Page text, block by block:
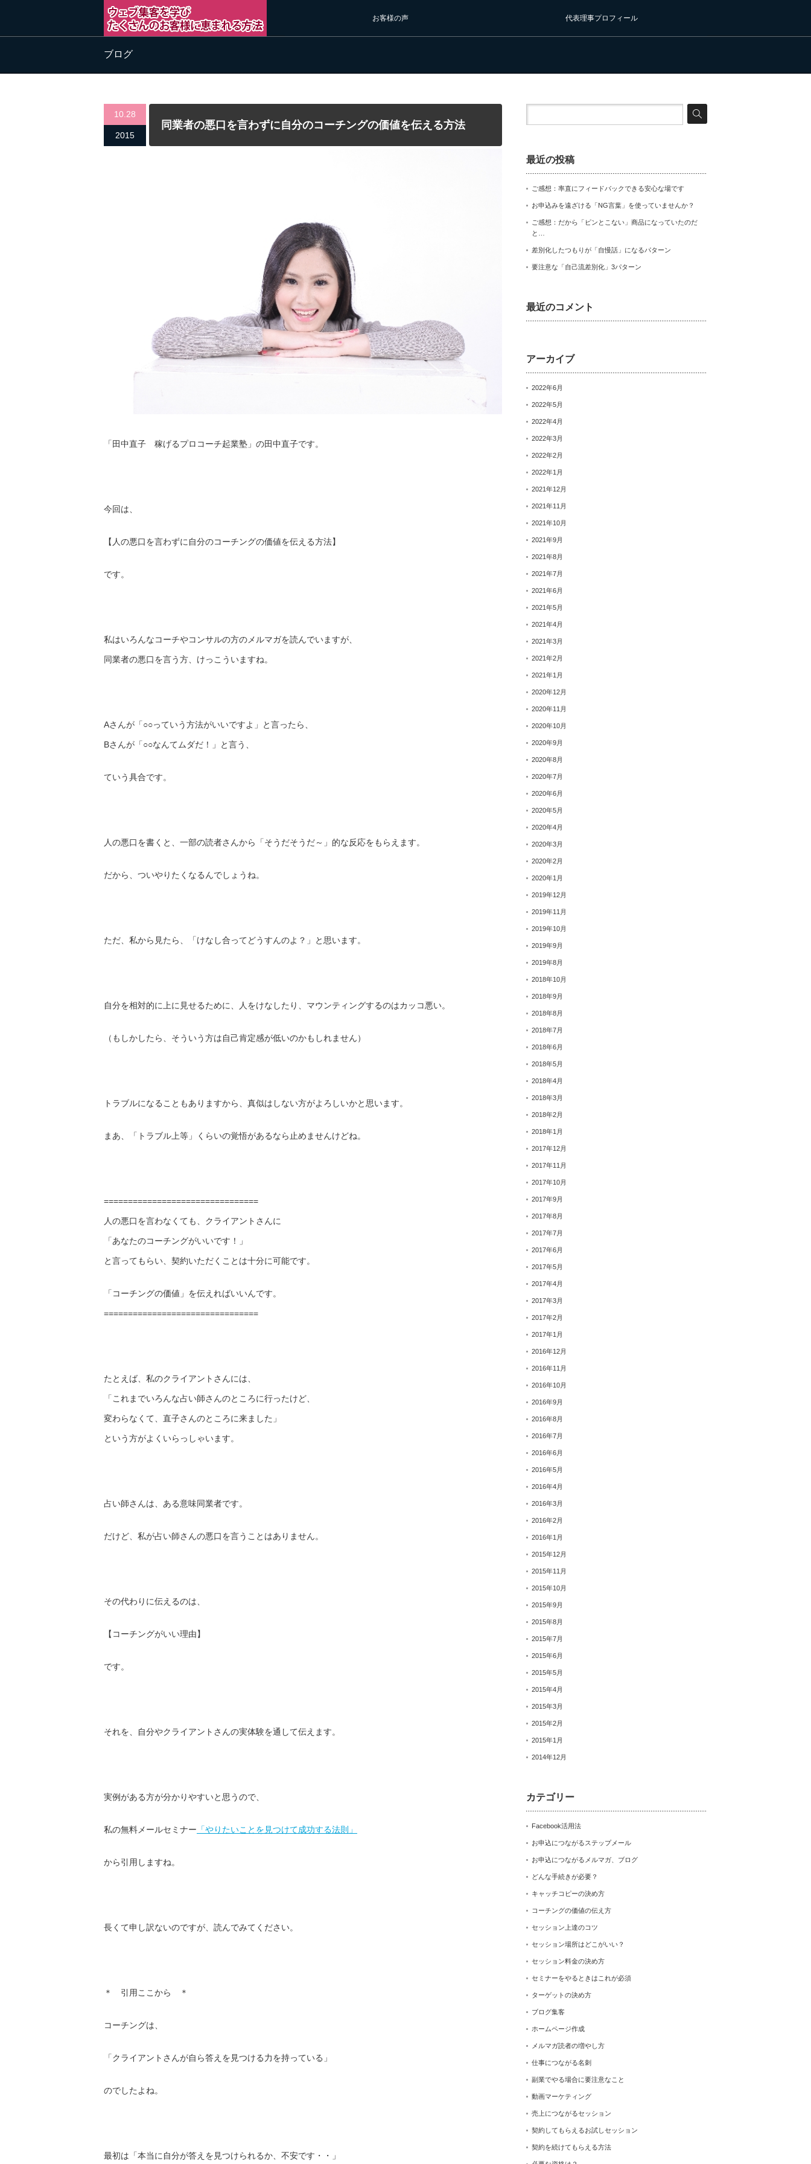
お客様の声 代表理事プロフィール
ブログ
10.28
2015
同業者の悪口を言わずに自分のコーチングの価値を伝える方法
「田中直子 稼げるプロコーチ起業塾」の田中直子です。
今回は、
【人の悪口を言わずに自分のコーチングの価値を伝える方法】
です。
私はいろんなコーチやコンサルの方のメルマガを読んでいますが、
同業者の悪口を言う方、けっこういますね。
Aさんが「○○っていう方法がいいですよ」と言ったら、
Bさんが「○○なんてムダだ！」と言う、
ていう具合です。
人の悪口を書くと、一部の読者さんから「そうだそうだ～」的な反応をもらえます。
だから、ついやりたくなるんでしょうね。
ただ、私から見たら、「けなし合ってどうすんのよ？」と思います。
自分を相対的に上に見せるために、人をけなしたり、マウンティングするのはカッコ悪い。
（もしかしたら、そういう方は自己肯定感が低いのかもしれません）
トラブルになることもありますから、真似はしない方がよろしいかと思います。
まあ、「トラブル上等」くらいの覚悟があるなら止めませんけどね。
================================
人の悪口を言わなくても、クライアントさんに
「あなたのコーチングがいいです！」
と言ってもらい、契約いただくことは十分に可能です。
「コーチングの価値」を伝えればいいんです。
================================
たとえば、私のクライアントさんには、
「これまでいろんな占い師さんのところに行ったけど、
変わらなくて、直子さんのところに来ました」
という方がよくいらっしゃいます。
占い師さんは、ある意味同業者です。
だけど、私が占い師さんの悪口を言うことはありません。
その代わりに伝えるのは、
【コーチングがいい理由】
です。
それを、自分やクライアントさんの実体験を通して伝えます。
実例がある方が分かりやすいと思うので、
私の無料メールセミナー 「やりたいことを見つけて成功する法則」
から引用しますね。
長くて申し訳ないのですが、読んでみてください。
＊ 引用ここから ＊
コーチングは、
「クライアントさんが自ら答えを見つける力を持っている」
のでしたよね。
最初は「本当に自分が答えを見つけられるか、不安です・・」
最近の投稿
ご感想：率直にフィードバックできる安心な場です
お申込みを遠ざける「NG言葉」を使っていませんか？
ご感想：だから「ピンとこない」商品になっていたのだ
と…
差別化したつもりが「自慢話」になるパターン
要注意な「自己流差別化」3パターン
最近のコメント
アーカイブ
2022年6月
2022年5月
2022年4月
2022年3月
2022年2月
2022年1月
2021年12月
2021年11月
2021年10月
2021年9月
2021年8月
2021年7月
2021年6月
2021年5月
2021年4月
2021年3月
2021年2月
2021年1月
2020年12月
2020年11月
2020年10月
2020年9月
2020年8月
2020年7月
2020年6月
2020年5月
2020年4月
2020年3月
2020年2月
2020年1月
2019年12月
2019年11月
2019年10月
2019年9月
2019年8月
2018年10月
2018年9月
2018年8月
2018年7月
2018年6月
2018年5月
2018年4月
2018年3月
2018年2月
2018年1月
2017年12月
2017年11月
2017年10月
2017年9月
2017年8月
2017年7月
2017年6月
2017年5月
2017年4月
2017年3月
2017年2月
2017年1月
2016年12月
2016年11月
2016年10月
2016年9月
2016年8月
2016年7月
2016年6月
2016年5月
2016年4月
2016年3月
2016年2月
2016年1月
2015年12月
2015年11月
2015年10月
2015年9月
2015年8月
2015年7月
2015年6月
2015年5月
2015年4月
2015年3月
2015年2月
2015年1月
2014年12月
カテゴリー
Facebook活用法
お申込につながるステップメール
お申込につながるメルマガ、ブログ
どんな手続きが必要？
キャッチコピーの決め方
コーチングの価値の伝え方
セッション上達のコツ
セッション場所はどこがいい？
セッション料金の決め方
セミナーをやるときはこれが必須
ターゲットの決め方
ブログ集客
ホームページ作成
メルマガ読者の増やし方
仕事につながる名刺
副業でやる場合に要注意なこと
動画マーケティング
売上につながるセッション
契約してもらえるお試しセッション
契約を続けてもらえる方法